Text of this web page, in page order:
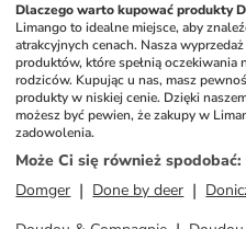
Dlaczego warto kupować produkty
Limango to idealne miejsce, aby
atrakcyjnych cenach. Nasza
produktów, które spełnią oczekiwania
rodziców. Kupując u nas, masz
produkty w niskiej cenie. Dzięki
możesz być pewien, że zakupy w
zadowolenia.
Może Ci się również spodobać:
Domger
Done by deer